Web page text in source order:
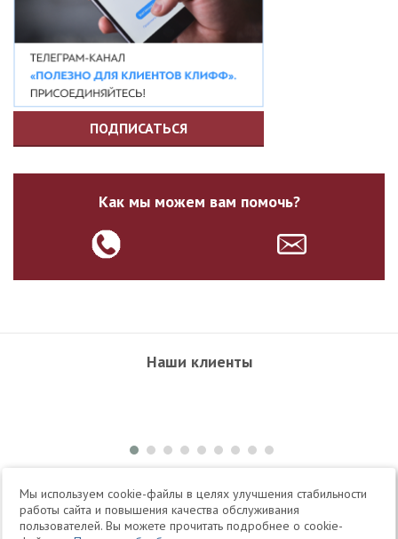
ПОДПИСАТЬСЯ
Как мы можем вам помочь?
Наши клиенты
+7 495 504-34-61
Telegram Max
Мы используем cookie-файлы в целях улучшения стабильности
работы сайта и повышения качества обслуживания
пользователей. Вы можете прочитать подробнее о cookie-